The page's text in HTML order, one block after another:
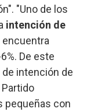
"Uno de los
intención de
encuentra
De este
intención de
pequeñas con